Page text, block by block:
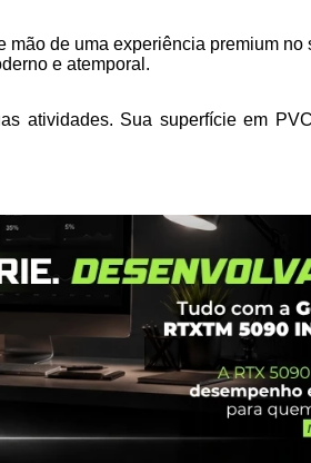
de uma experiência premium no
e atemporal.
atividades. Sua superfície em